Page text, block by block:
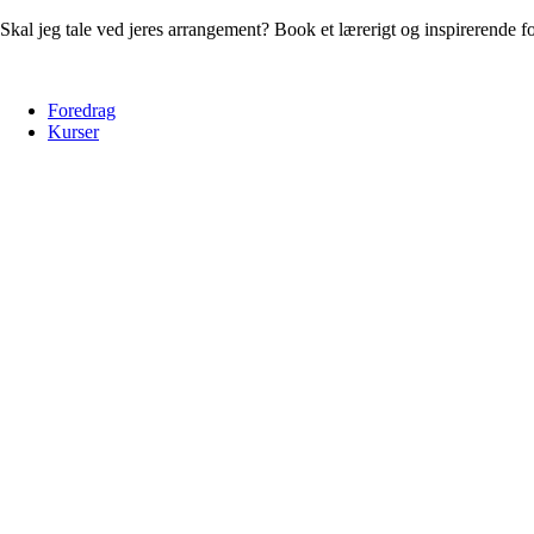
Skal jeg tale ved jeres arrangement? Book et lærerigt og inspirerende
Foredrag
Kurser